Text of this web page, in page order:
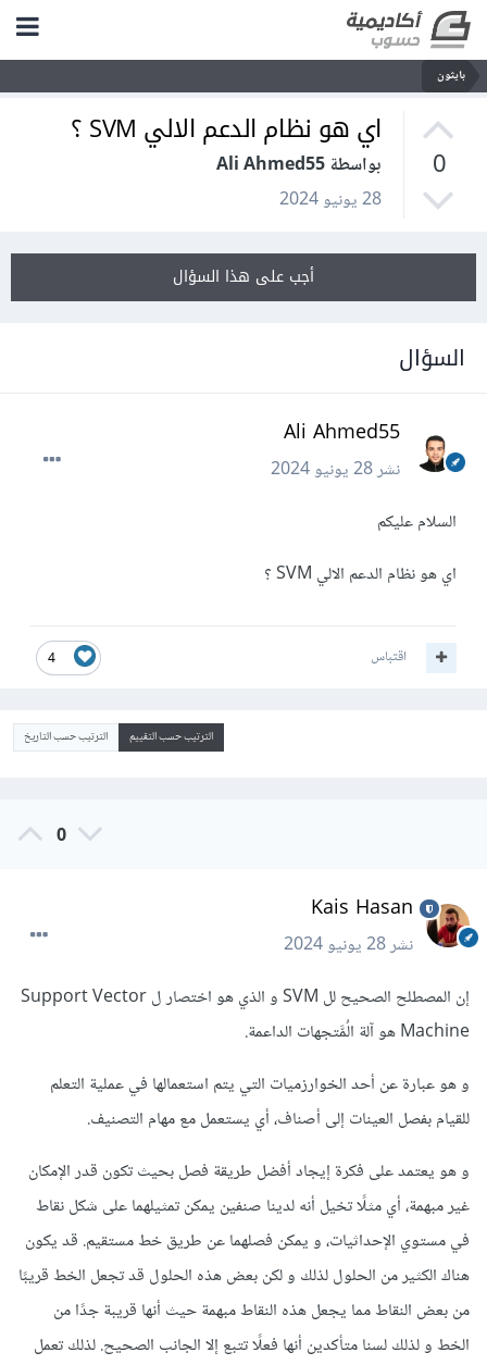
بايثون
0
اي هو نظام الدعم الالي SVM ؟
بواسطة Ali Ahmed55
28 يونيو 2024
أجب على هذا السؤال
السؤال
Ali Ahmed55
نشر28 يونيو 2024
السلام عليكم
اي هو نظام الدعم الالي SVM ؟
4 اقتباس
الترتيب حسب التقييم الترتيب حسب التاريخ
0
Kais Hasan
نشر28 يونيو 2024
إن المصطلح الصحيح لل SVM و الذي هو اختصار ل Support Vector
Machine هو آلة الُمَّتجهات الداعمة.
و هو عبارة عن أحد الخوارزميات التي يتم استعمالها في عملية التعلم
للقيام بفصل العينات إلى أصناف، أي يستعمل مع مهام التصنيف.
و هو يعتمد على فكرة إيجاد أفضل طريقة فصل بحيث تكون قدر الإمكان
غير مبهمة، أي مثلًا تخيل أنه لدينا صنفين يمكن تمثيلهما على شكل نقاط
في مستوي الإحداثيات، و يمكن فصلهما عن طريق خط مستقيم. قد يكون
هناك الكثير من الحلول لذلك و لكن بعض هذه الحلول قد تجعل الخط قريبًا
من بعض النقاط مما يجعل هذه النقاط مبهمة حيث أنها قريبة جدًا من
الخط و لذلك لسنا متأكدين أنها فعلًا تتبع إلا الجانب الصحيح. لذلك تعمل